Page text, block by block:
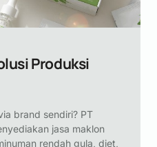
Produksi
brand sendiri? PT
jasa maklon
rendah gula, diet,